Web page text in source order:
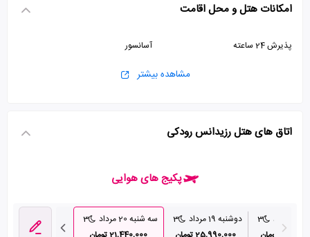
امکانات هتل و محل اقامت
پذیرش 24 ساعته آسانسور
مشاهده بیشتر
اتاق های هتل رزیدانس رودکی
پکیج های هوایی
3
دوشنبه 19 مرداد
3
سه شنبه 20 مرداد
3
چهارشنبه 21 مرداد